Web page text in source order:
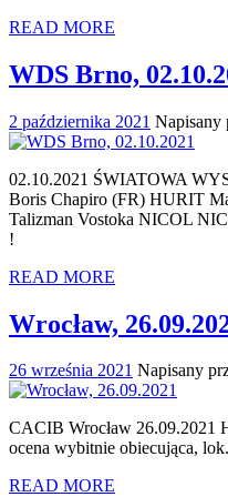
READ MORE
WDS Brno,
2 października 2021 Napisany
02.10.2021 ŚWIATOWA
Boris Chapiro (FR) HURIT
Talizman Vostoka NICOL
!
READ MORE
Wrocław,
26 września 2021 Napisany
CACIB Wrocław 26.09.2021
ocena wybitnie obiecująca,
READ MORE